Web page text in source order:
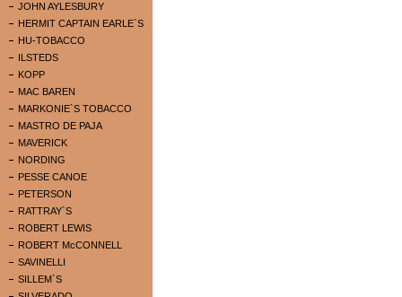
JOHN AYLESBURY
HERMIT CAPTAIN EARLE`S
HU-TOBACCO
ILSTEDS
KOPP
MAC BAREN
MARKONIE`S TOBACCO
MASTRO DE PAJA
MAVERICK
NORDING
PESSE CANOE
PETERSON
RATTRAY`S
ROBERT LEWIS
ROBERT McCONNELL
SAVINELLI
SILLEM`S